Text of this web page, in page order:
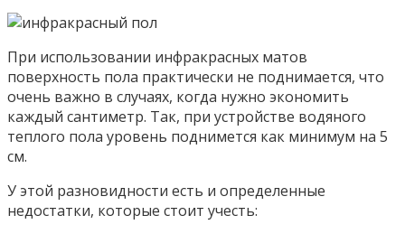
При использовании инфракрасных матов
поверхность пола практически не поднимается, что
очень важно в случаях, когда нужно экономить
каждый сантиметр. Так, при устройстве водяного
теплого пола уровень поднимется как минимум на 5
см.
У этой разновидности есть и определенные
недостатки, которые стоит учесть: